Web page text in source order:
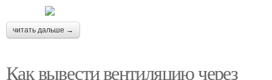
читать дальше →
Как вывести вентиляцию через